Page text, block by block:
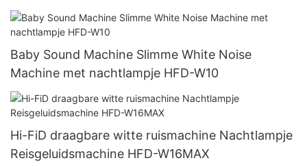
Baby Sound Machine Slimme White Noise
Machine met nachtlampje HFD-W10
Hi-FiD draagbare witte ruismachine Nachtlampje
Reisgeluidsmachine HFD-W16MAX